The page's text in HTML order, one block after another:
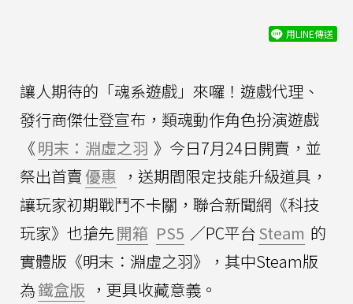
用LINE傳送
讓人期待的「魂系遊戲」來囉！遊戲代理、
發行商傑仕登宣布，類魂動作角色扮演遊戲
《明末：淵虛之羽 》今日7月24日開賣，並
祭出首賣優惠 ，送期間限定技能升級道具，
讓玩家初期戰鬥不卡關，聯合新聞網《科技
玩家》也搶先開箱 PS5 ／PC平台Steam 的
實體版《明末：淵虛之羽》，其中Steam版
為鐵盒版 ，更具收藏意義。